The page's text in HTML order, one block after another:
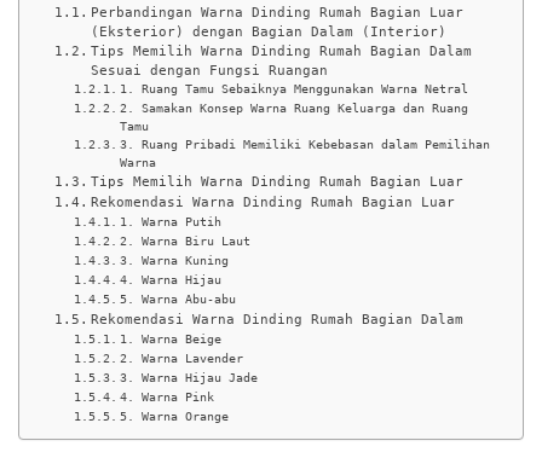
Perbandingan Warna Dinding Rumah Bagian Luar
(Eksterior) dengan Bagian Dalam (Interior)
Tips Memilih Warna Dinding Rumah Bagian Dalam
Sesuai dengan Fungsi Ruangan
1. Ruang Tamu Sebaiknya Menggunakan Warna Netral
2. Samakan Konsep Warna Ruang Keluarga dan Ruang
Tamu
3. Ruang Pribadi Memiliki Kebebasan dalam Pemilihan
Warna
Tips Memilih Warna Dinding Rumah Bagian Luar
Rekomendasi Warna Dinding Rumah Bagian Luar
1. Warna Putih
2. Warna Biru Laut
3. Warna Kuning
4. Warna Hijau
5. Warna Abu-abu
Rekomendasi Warna Dinding Rumah Bagian Dalam
1. Warna Beige
2. Warna Lavender
3. Warna Hijau Jade
4. Warna Pink
5. Warna Orange